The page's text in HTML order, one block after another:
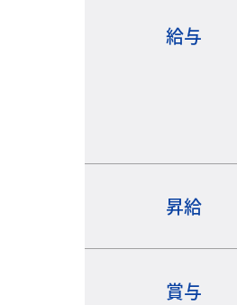
給与
昇給
賞与